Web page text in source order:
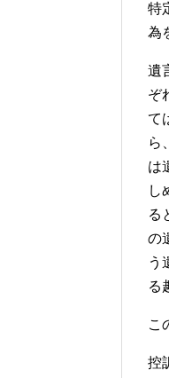
特
為
遺
ぞ
て
ら
は
し
る
の
う
る
こ
控